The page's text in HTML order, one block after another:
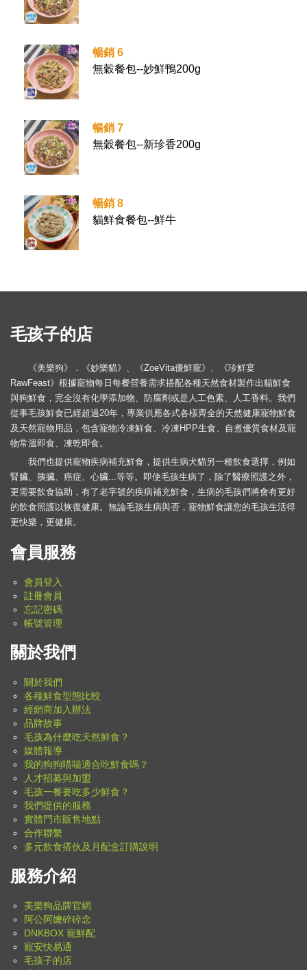
暢銷 6
無穀餐包--妙鮮鴨200g
暢銷 7
無穀餐包--新珍香200g
暢銷 8
貓鮮食餐包--鮮牛
毛孩子的店
《美樂狗》．《妙樂貓》、《ZoeVita優鮮寵》、《珍鮮宴
RawFeast》根據寵物每日每餐營養需求搭配各種天然食材製作出貓鮮食
與狗鮮食，完全沒有化學添加物、防腐劑或是人工色素、人工香料。我們
從事毛孩鮮食已經超過20年，專業供應各式各樣齊全的天然健康寵物鮮食
及天然寵物用品，包含寵物冷凍鮮食、冷凍HPP生食、自煮優質食材及寵
物常溫即食、凍乾即食。
我們也提供寵物疾病補充鮮食，提供生病犬貓另一種飲食選擇，例如
腎臟、胰臟、癌症、心臟...等等。即使毛孩生病了，除了醫療照護之外，
更需要飲食協助，有了老字號的疾病補充鮮食，生病的毛孩們將會有更好
的飲食照護以恢復健康。無論毛孩生病與否，寵物鮮食讓您的毛孩生活得
更快樂，更健康。
會員服務
會員登入
註冊會員
忘記密碼
帳號管理
關於我們
關於我們
各種鮮食型態比較
經銷商加入辦法
品牌故事
毛孩為什麼吃天然鮮食？
媒體報導
我的狗狗喵喵適合吃鮮食嗎？
人才招募與加盟
毛孩一餐要吃多少鮮食？
我們提供的服務
實體門市販售地點
合作聯繫
多元飲食搭伙及月配盒訂購說明
服務介紹
美樂狗品牌官網
阿公阿嬤碎碎念
DNKBOX 寵鮮配
寵安快易通
毛孩子的店